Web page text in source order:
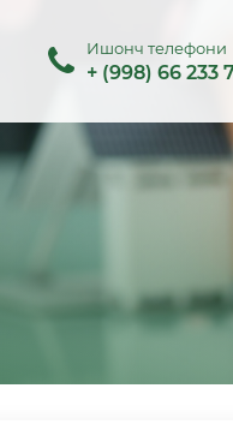
Ишонч телефони
+ (998) 66 233